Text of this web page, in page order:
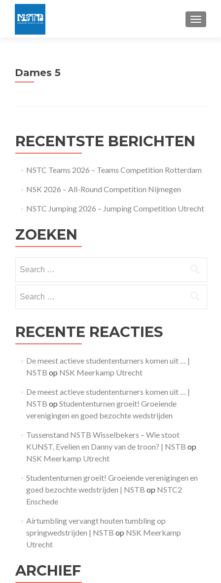
Dames 5
RECENTSTE BERICHTEN
NSTC Teams 2026 – Teams Competition Rotterdam
NSK 2026 – All-Round Competition Nijmegen
NSTC Jumping 2026 – Jumping Competition Utrecht
ZOEKEN
for:
for:
RECENTE REACTIES
De meest actieve studententurners komen uit … |
NSTB op NSK Meerkamp Utrecht
De meest actieve studententurners komen uit … |
NSTB op Studententurnen groeit! Groeiende
verenigingen en goed bezochte wedstrijden
Tussenstand NSTB Wisselbekers – Wie stoot
KUNST, Evelien en Danny van de troon? | NSTB op
NSK Meerkamp Utrecht
Studententurnen groeit! Groeiende verenigingen en
goed bezochte wedstrijden | NSTB op NSTC2
Enschede
Airtumbling vervangt houten tumbling op
springwedstrijden | NSTB op NSK Meerkamp
Utrecht
ARCHIEF